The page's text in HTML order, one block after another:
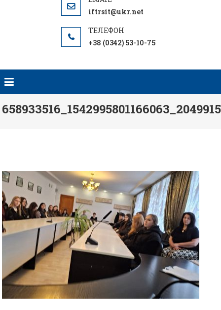
iftrsit@ukr.net
+38 (0342) 53-10-75